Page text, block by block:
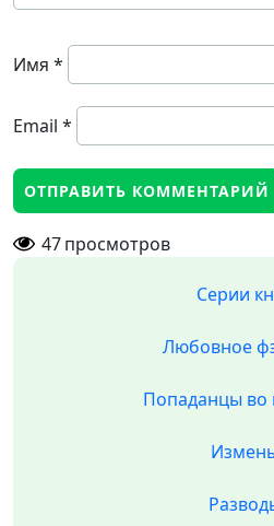
Имя *
Email *
47просмотров
Серии
Любовное
Попаданцы во